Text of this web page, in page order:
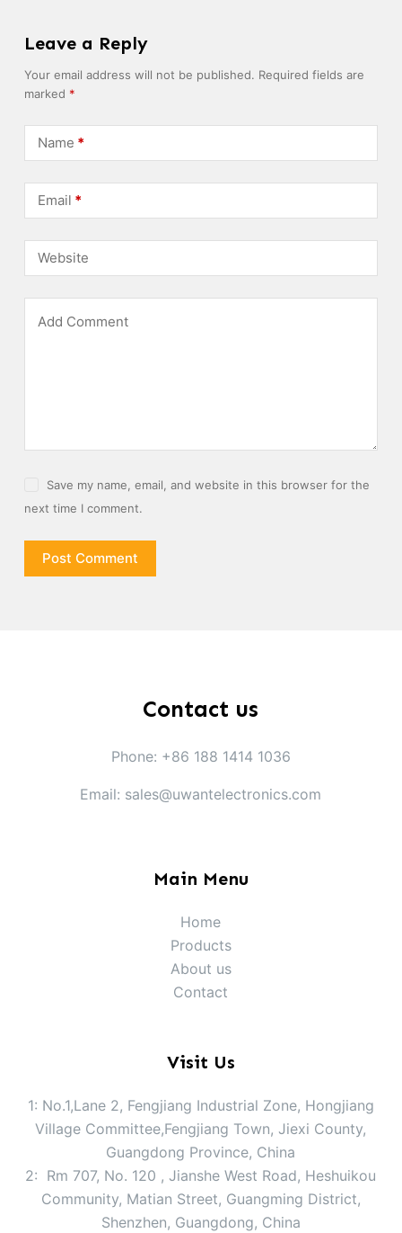
Leave a Reply
Your email address will not be published. Required fields are
marked *
Name *
Email *
Website
Add Comment
Save my name, email, and website in this browser for the
next time I comment.
Post Comment
Contact us
Phone: +86 188 1414 1036
Email: sales@uwantelectronics.com
Main Menu
Home
Products
About us
Contact
Visit Us
1: No.1,Lane 2, Fengjiang Industrial Zone, Hongjiang
Village Committee,Fengjiang Town, Jiexi County,
Guangdong Province, China
2: Rm 707, No. 120 , Jianshe West Road, Heshuikou
Community, Matian Street, Guangming District,
Shenzhen, Guangdong, China